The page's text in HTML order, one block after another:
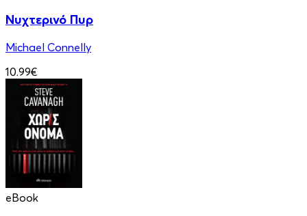
Νυχτερινό Πυρ
Michael Connelly
10.99€
eBook